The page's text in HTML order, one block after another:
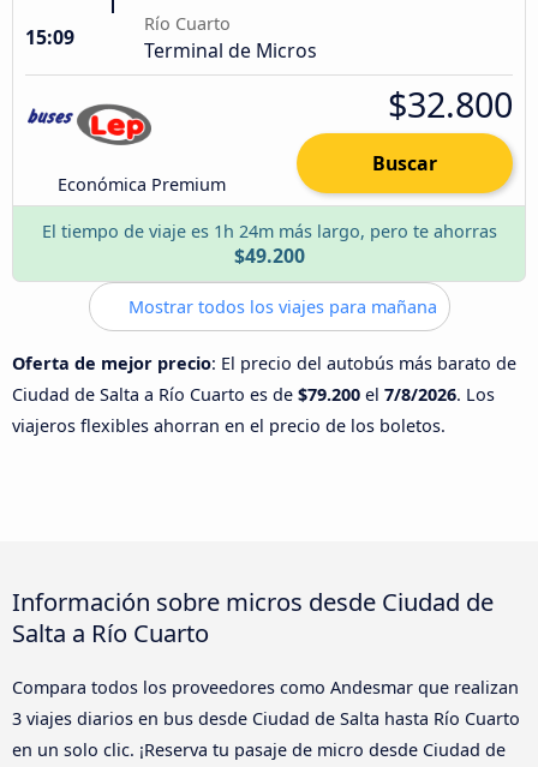
15:09
Río Cuarto
Terminal de Micros
Económica Premium
$32.800
Buscar
El tiempo de viaje es 1h 24m más largo, pero te ahorras
$49.200
Mostrar todos los viajes para mañana
Oferta de mejor precio: El precio del autobús más barato de
Ciudad de Salta a Río Cuarto es de $79.200 el 7/8/2026. Los
viajeros flexibles ahorran en el precio de los boletos.
Información sobre micros desde Ciudad de
Salta a Río Cuarto
Compara todos los proveedores como Andesmar que realizan
3 viajes diarios en bus desde Ciudad de Salta hasta Río Cuarto
en un solo clic. ¡Reserva tu pasaje de micro desde Ciudad de